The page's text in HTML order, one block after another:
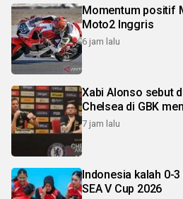
Momentum positif
Moto2 Inggris
6 jam lalu
Xabi Alonso sebut
Chelsea di GBK
7 jam lalu
Indonesia kalah 0-
SEA V Cup 2026